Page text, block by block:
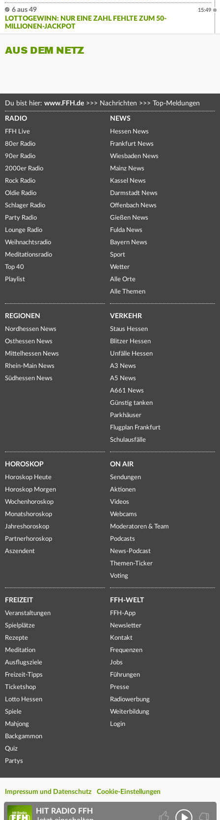
6 aus 49
LOTTOGEWINN: NUR EINE ZAHL FEHLTE ZUM 50-
MILLIONEN-JACKPOT
15:49
AUS DEM NETZ
Du bist hier: www.FFH.de >>> Nachrichten >>> Top-Meldungen
RADIO
FFH Live
80er Radio
90er Radio
2000er Radio
Rock Radio
Oldie Radio
Schlager Radio
Party Radio
Lounge Radio
Weihnachtsradio
Meditationsradio
Top 40
Playlist
NEWS
Hessen News
Frankfurt News
Wiesbaden News
Mainz News
Kassel News
Darmstadt News
Offenbach News
Gießen News
Fulda News
Bayern News
Sport
Wetter
Alle Orte
Alle Themen
REGIONEN
Nordhessen News
Osthessen News
Mittelhessen News
Rhein-Main News
Südhessen News
VERKEHR
Staus Hessen
Blitzer Hessen
Unfälle Hessen
A3 News
A5 News
A661 News
Günstig tanken
Parkhäuser
Flugplan Frankfurt
Schulausfälle
HOROSKOP
Horoskop Heute
Horoskop Morgen
Wochenhoroskop
Monatshoroskop
Jahreshoroskop
Partnerhoroskop
Aszendent
ON AIR
Sendungen
Aktionen
Videos
Webcams
Moderatoren & Team
Podcasts
News-Podcast
Themen-Ticker
Voting
FREIZEIT
Veranstaltungen
Spielplätze
Rezepte
Meditation
Ausflugsziele
Freizeit-Tipps
Ticketshop
Lotto Hessen
Spiele
Mahjong
Backgammon
Quiz
Partys
FFH-WELT
FFH-App
Newsletter
Kontakt
Frequenzen
Jobs
Führungen
Presse
Radiowerbung
Weiterbildung
Login
Impressum und Datenschutz Cookie-Einstellungen
HIT RADIO FFH